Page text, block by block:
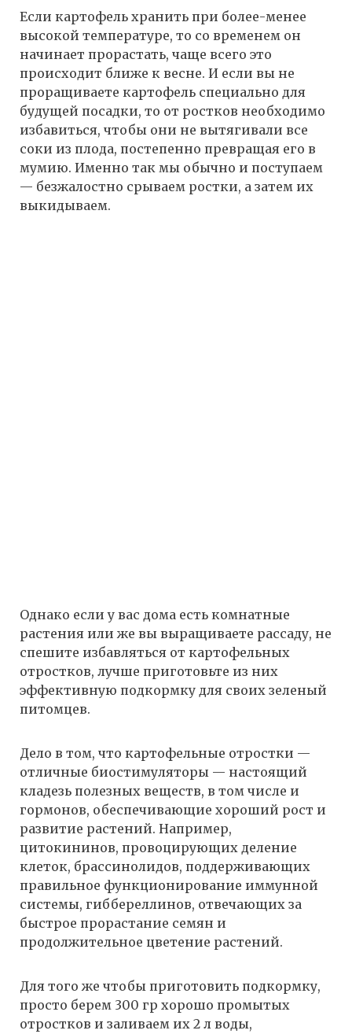
Если картофель хранить при более-менее
высокой температуре, то со временем он
начинает прорастать, чаще всего это
происходит ближе к весне. И если вы не
проращиваете картофель специально для
будущей посадки, то от ростков необходимо
избавиться, чтобы они не вытягивали все
соки из плода, постепенно превращая его в
мумию. Именно так мы обычно и поступаем
— безжалостно срываем ростки, а затем их
выкидываем.
Однако если у вас дома есть комнатные
растения или же вы выращиваете рассаду, не
спешите избавляться от картофельных
отростков, лучше приготовьте из них
эффективную подкормку для своих зеленый
питомцев.
Дело в том, что картофельные отростки —
отличные биостимуляторы — настоящий
кладезь полезных веществ, в том числе и
гормонов, обеспечивающие хороший рост и
развитие растений. Например,
цитокининов, провоцирующих деление
клеток, брассинолидов, поддерживающих
правильное функционирование иммунной
системы, гиббереллинов, отвечающих за
быстрое прорастание семян и
продолжительное цветение растений.
Для того же чтобы приготовить подкормку,
просто берем 300 гр хорошо промытых
отростков и заливаем их 2 л воды,